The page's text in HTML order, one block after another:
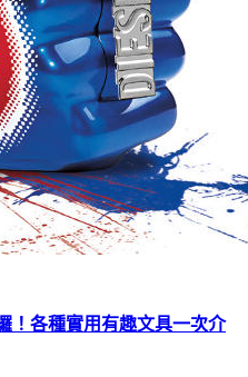
！各種實用有趣文具一次介